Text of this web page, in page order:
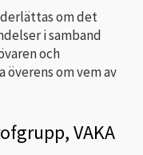
om det
i samband
och
om vem av
VAKA